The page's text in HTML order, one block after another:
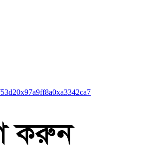
0x97a9ff8a0xa3342ca7